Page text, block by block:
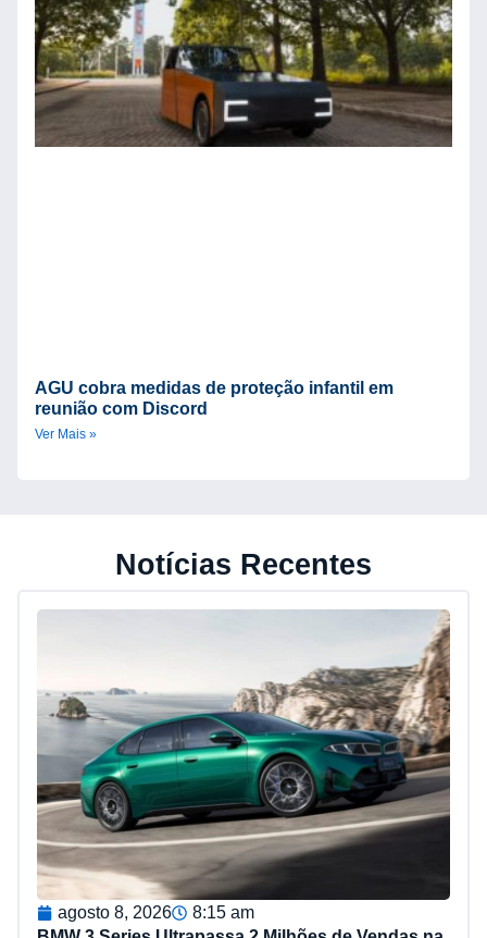
AGU cobra medidas de proteção infantil em
reunião com Discord
Ver Mais »
Notícias Recentes
agosto 8, 2026
8:15 am